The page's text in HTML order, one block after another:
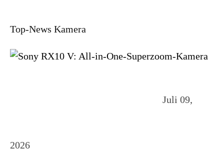
Top-News Kamera
Juli 09,
2026